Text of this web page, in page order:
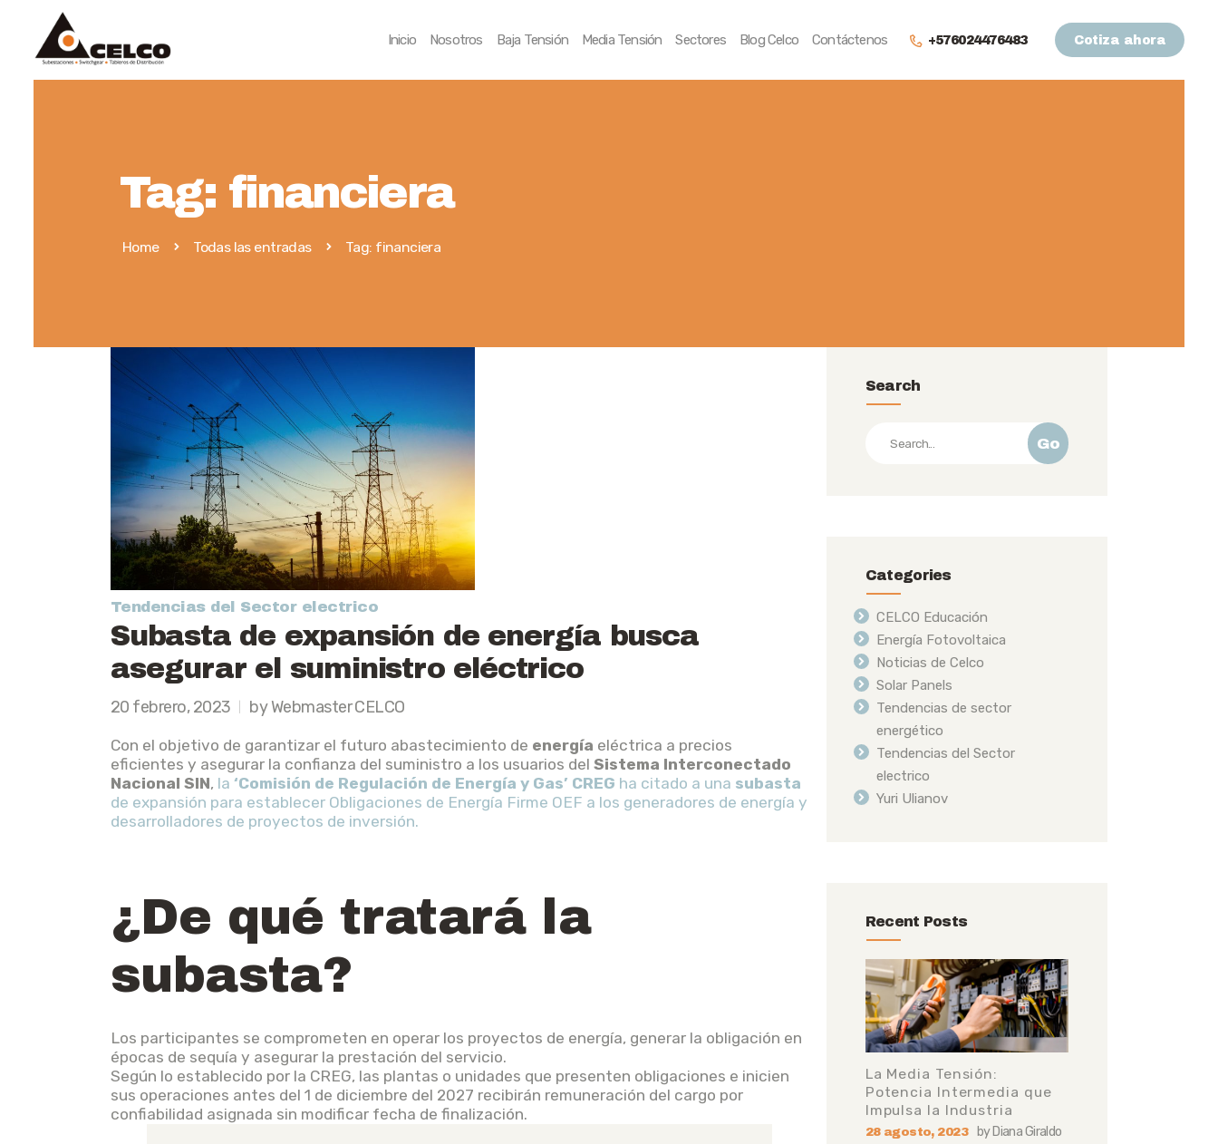
Inicio Nosotros Baja Tensión Media Tensión Sectores Blog Celco Contáctenos +576024476483 Cotiza ahora
Tag: financiera
Home Todas las entradas Tag: financiera
Sectores
Blog Celco
Tendencias del Sector electrico
Subasta de expansión de energía busca
asegurar el suministro eléctrico
20 febrero, 2023 by Webmaster CELCO
Con el objetivo de garantizar el futuro abastecimiento de energía eléctrica a precios
eficientes y asegurar la confianza del suministro a los usuarios del Sistema Interconectado
Nacional SIN, la ‘Comisión de Regulación de Energía y Gas’ CREG ha citado a una subasta
de expansión para establecer Obligaciones de Energía Firme OEF a los generadores de energía y
desarrolladores de proyectos de inversión.
¿De qué tratará la
subasta?
Los participantes se comprometen en operar los proyectos de energía, generar la obligación en
épocas de sequía y asegurar la prestación del servicio.
Según lo establecido por la CREG, las plantas o unidades que presenten obligaciones e inicien
sus operaciones antes del 1 de diciembre del 2027 recibirán remuneración del cargo por
confiabilidad asignada sin modificar fecha de finalización.
Search
Go
Categories
CELCO Educación
Energía Fotovoltaica
Noticias de Celco
Solar Panels
Tendencias de sector
energético
Tendencias del Sector
electrico
Yuri Ulianov
Recent Posts
La Media Tensión:
Potencia Intermedia que
Impulsa la Industria
28 agosto, 2023 by Diana Giraldo